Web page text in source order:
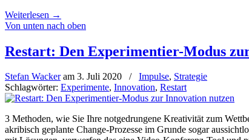
Weiterlesen →
Von unten nach oben
Restart: Den Experimentier-Modus
Stefan Wackeram 3. Juli 2020 / Impulse, Strategie
Schlagwörter: Experimente, Innovation, Restart
3 Methoden, wie Sie Ihre notgedrungene Kreativität zum
akribisch geplante Change-Prozesse im Grunde sogar